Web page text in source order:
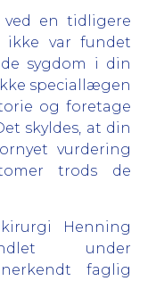
en tidligere
ikke var fundet
sygdom i din
speciallægen
og foretage
skyldes, at din
vurdering
trods de
Henning
under
faglig